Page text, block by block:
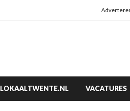
LOKAALTWENTE.NL VACATURES